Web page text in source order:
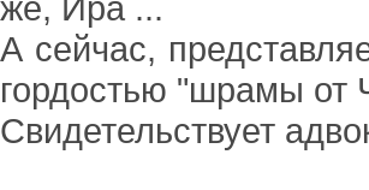
А сейчас,
гордостью "шрамы от
Свидетельствует